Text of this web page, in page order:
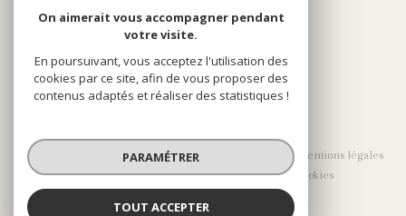
Se connecter
Nos partenaires
Nos honoraires
Mentions légales
Admin
Politique RGPD Cookies
On aimerait vous accompagner pendant
votre visite.
En poursuivant, vous acceptez l'utilisation des
cookies par ce site, afin de vous proposer des
contenus adaptés et réaliser des statistiques !
PARAMÉTRER
TOUT ACCEPTER